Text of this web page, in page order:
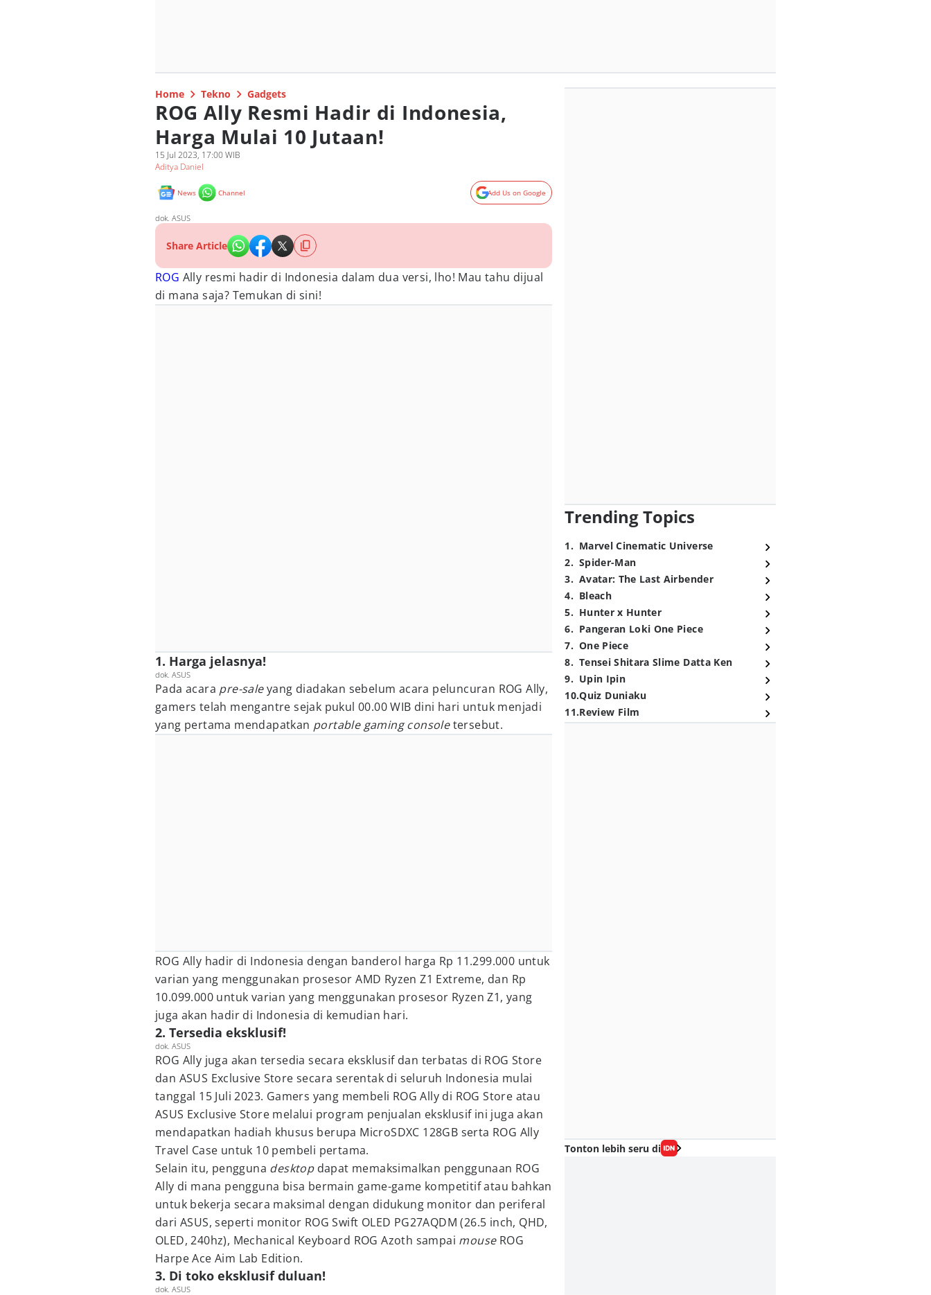
Home Tekno Gadgets
ROG Ally Resmi Hadir di Indonesia,
Harga Mulai 10 Jutaan!
15 Jul 2023, 17:00 WIB
Aditya Daniel
News Channel Add Us on Google
dok. ASUS
Share Article
ROG Ally resmi hadir di Indonesia dalam dua versi, lho! Mau tahu dijual
di mana saja? Temukan di sini!
1. Harga jelasnya!
dok. ASUS
Pada acara pre-saleyang diadakan sebelum acara peluncuran ROG Ally,
gamers telah mengantre sejak pukul 00.00 WIB dini hari untuk menjadi
yang pertama mendapatkan portable gaming consoletersebut.
ROG Ally hadir di Indonesia dengan banderol harga Rp 11.299.000 untuk
varian yang menggunakan prosesor AMD Ryzen Z1 Extreme, dan Rp
10.099.000 untuk varian yang menggunakan prosesor Ryzen Z1, yang
juga akan hadir di Indonesia di kemudian hari.
2. Tersedia eksklusif!
dok. ASUS
ROG Ally juga akan tersedia secara eksklusif dan terbatas di ROG Store
dan ASUS Exclusive Store secara serentak di seluruh Indonesia mulai
tanggal 15 Juli 2023. Gamers yang membeli ROG Ally di ROG Store atau
ASUS Exclusive Store melalui program penjualan eksklusif ini juga akan
mendapatkan hadiah khusus berupa MicroSDXC 128GB serta ROG Ally
Travel Case untuk 10 pembeli pertama.
Selain itu, pengguna desktopdapat memaksimalkan penggunaan ROG
Ally di mana pengguna bisa bermain game-game kompetitif atau bahkan
untuk bekerja secara maksimal dengan didukung monitor dan periferal
dari ASUS, seperti monitor ROG Swift OLED PG27AQDM (26.5 inch, QHD,
OLED, 240hz), Mechanical Keyboard ROG Azoth sampai mouseROG
Harpe Ace Aim Lab Edition.
3. Di toko eksklusif duluan!
dok. ASUS
Trending Topics
1. Marvel Cinematic Universe
2. Spider-Man
3. Avatar: The Last Airbender
4. Bleach
5. Hunter x Hunter
6. Pangeran Loki One Piece
7. One Piece
8. Tensei Shitara Slime Datta Ken
9. Upin Ipin
10.Quiz Duniaku
11.Review Film
Tonton lebih seru di